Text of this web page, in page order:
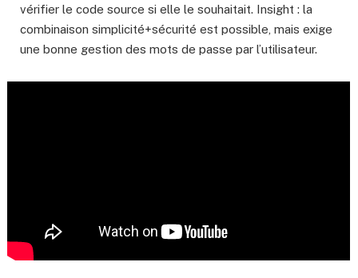
vérifier le code source si elle le souhaitait. Insight : la
combinaison simplicité+sécurité est possible, mais exige
une bonne gestion des mots de passe par l’utilisateur.